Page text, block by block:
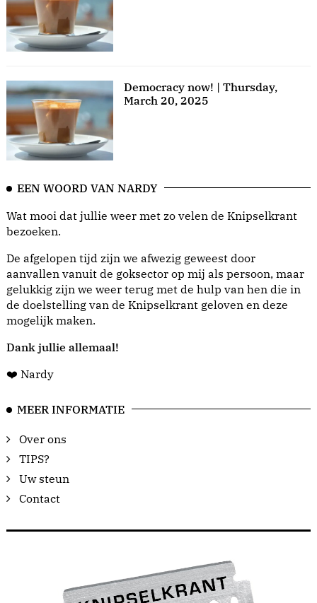
Democracy now! | Thursday,
March 20, 2025
EEN WOORD VAN NARDY
Wat mooi dat jullie weer met zo velen de Knipselkrant
bezoeken.
De afgelopen tijd zijn we afwezig geweest door
aanvallen vanuit de goksector op mij als persoon, maar
gelukkig zijn we weer terug met de hulp van hen die in
de doelstelling van de Knipselkrant geloven en deze
mogelijk maken.
Dank jullie allemaal!
❤️ Nardy
MEER INFORMATIE
Over ons
TIPS?
Uw steun
Contact